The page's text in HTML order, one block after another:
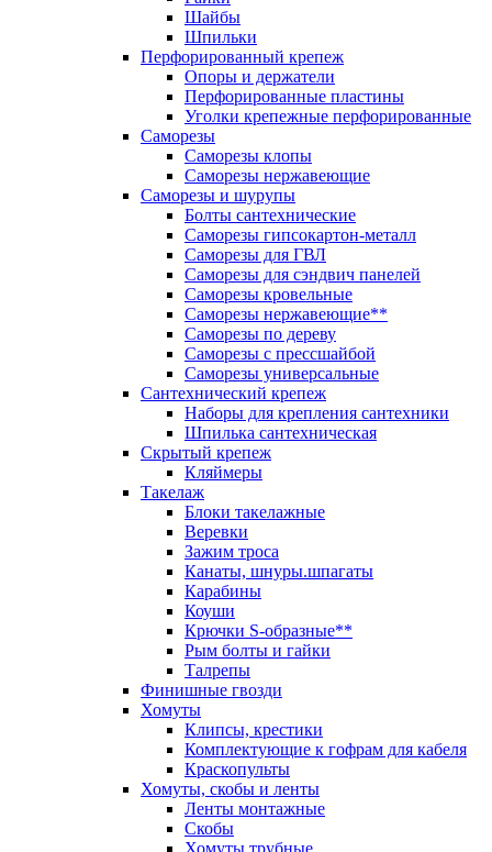
Шайбы
Шпильки
Перфорированный крепеж
Опоры и держатели
Перфорированные пластины
Уголки крепежные перфорированные
Саморезы
Саморезы клопы
Саморезы нержавеющие
Саморезы и шурупы
Болты сантехнические
Саморезы гипсокартон-металл
Саморезы для ГВЛ
Саморезы для сэндвич панелей
Саморезы кровельные
Саморезы нержавеющие**
Саморезы по дереву
Саморезы с прессшайбой
Саморезы универсальные
Сантехнический крепеж
Наборы для крепления сантехники
Шпилька сантехническая
Скрытый крепеж
Кляймеры
Такелаж
Блоки такелажные
Веревки
Зажим троса
Канаты, шнуры.шпагаты
Карабины
Коуши
Крючки S-образные**
Рым болты и гайки
Талрепы
Финишные гвозди
Хомуты
Клипсы, крестики
Комплектующие к гофрам для кабеля
Краскопульты
Хомуты, скобы и ленты
Ленты монтажные
Скобы
Хомуты трубные